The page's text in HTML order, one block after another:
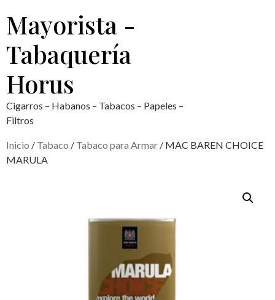
Mayorista -
Tabaquería
Horus
Cigarros – Habanos – Tabacos – Papeles –
Filtros
Inicio / Tabaco / Tabaco para Armar / MAC BAREN CHOICE
MARULA